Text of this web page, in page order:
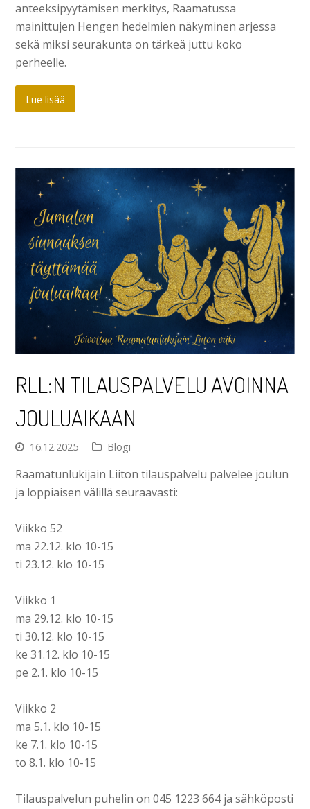
anteeksipyytämisen merkitys, Raamatussa
mainittujen Hengen hedelmien näkyminen arjessa
sekä miksi seurakunta on tärkeä juttu koko
perheelle.
Lue lisää
RLL:N TILAUSPALVELU AVOINNA
JOULUAIKAAN
16.12.2025 Blogi
Raamatunlukijain Liiton tilauspalvelu palvelee joulun
ja loppiaisen välillä seuraavasti:
Viikko 52
ma 22.12. klo 10-15
ti 23.12. klo 10-15
Viikko 1
ma 29.12. klo 10-15
ti 30.12. klo 10-15
ke 31.12. klo 10-15
pe 2.1. klo 10-15
Viikko 2
ma 5.1. klo 10-15
ke 7.1. klo 10-15
to 8.1. klo 10-15
Tilauspalvelun puhelin on 045 1223 664 ja sähköposti